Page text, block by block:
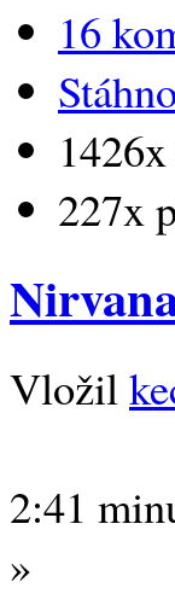
16
227x
Vložil
2:41
»